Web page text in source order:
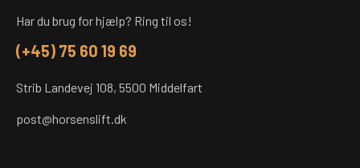
Har du brug for hjælp? Ring til os!
(+45) 75 60 19 69
Strib Landevej 108, 5500 Middelfart
post@horsenslift.dk